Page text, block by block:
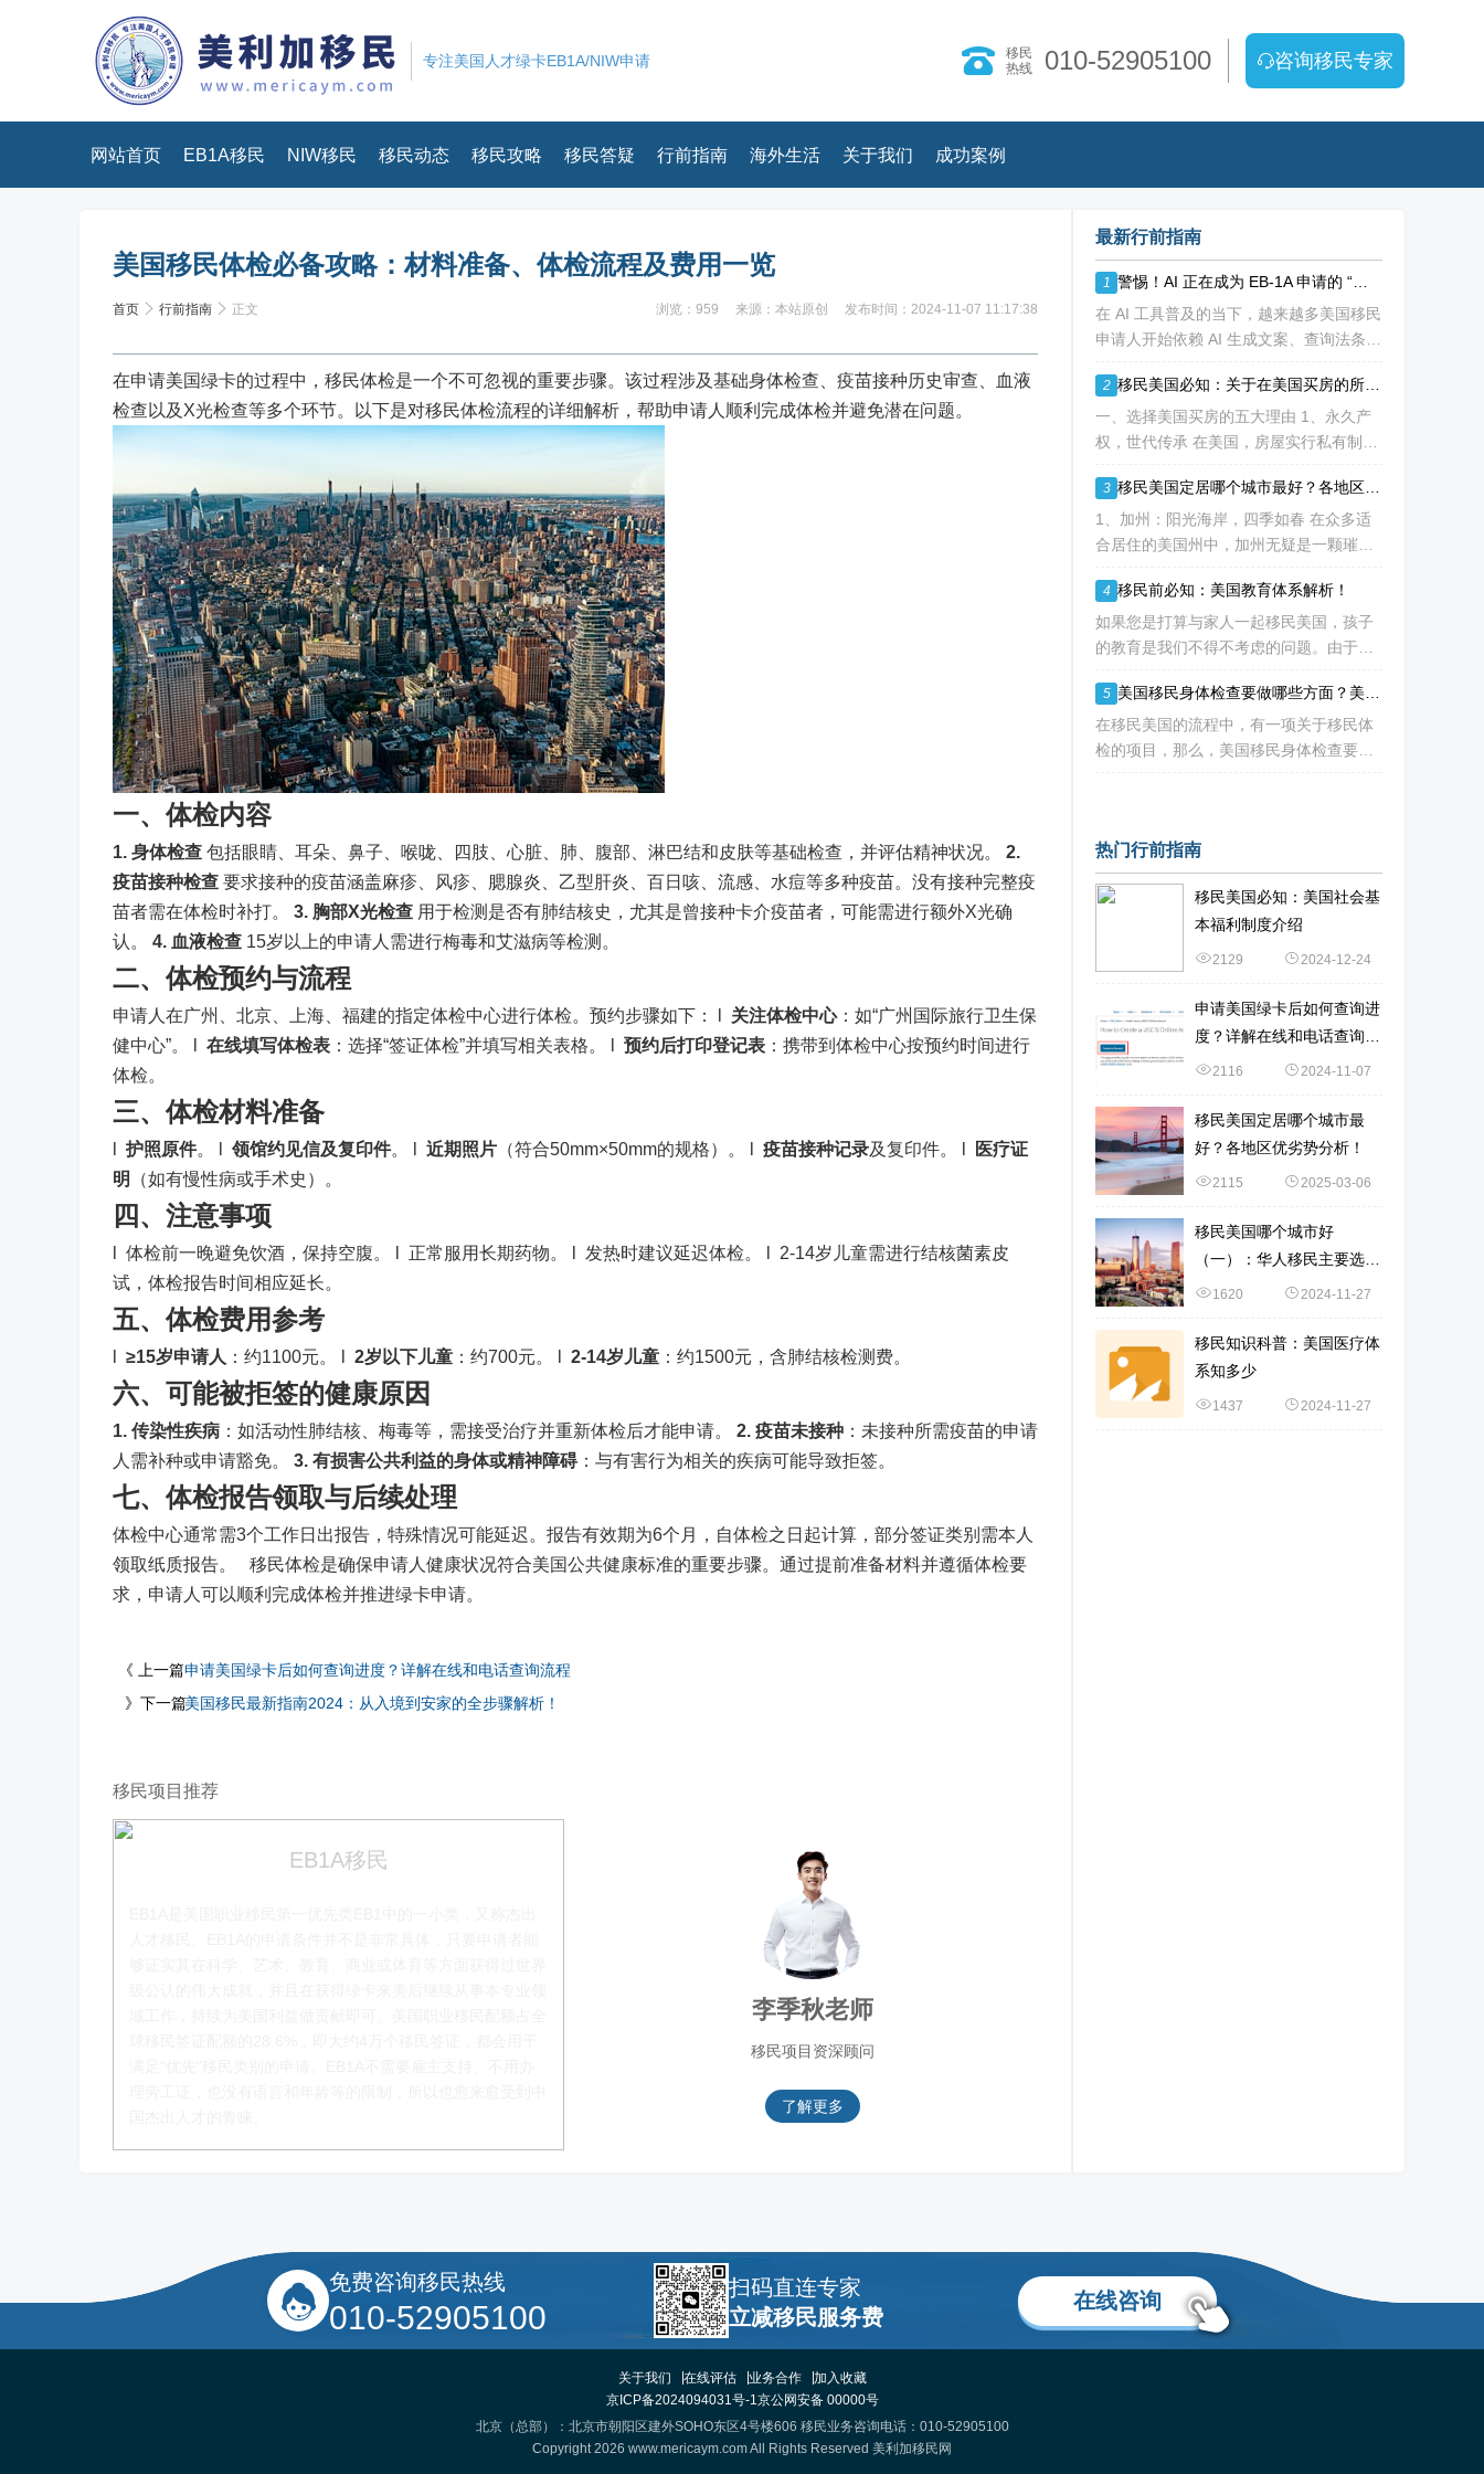
专注美国人才绿卡EB1A/NIW申请
移民
热线
010-52905100 咨询移民专家
网站首页 EB1A移民 NIW移民 移民动态 移民攻略 移民答疑 行前指南 海外生活 关于我们 成功案例
美国移民体检必备攻略：材料准备、体检流程及费用一览
首页 行前指南 正文 浏览：959 来源：本站原创 发布时间：2024-11-07 11:17:38
在申请美国绿卡的过程中，移民体检是一个不可忽视的重要步骤。该过程涉及基础身体检查、疫苗接种历史审查、血液
检查以及X光检查等多个环节。以下是对移民体检流程的详细解析，帮助申请人顺利完成体检并避免潜在问题。
一、体检内容
1. 身体检查 包括眼睛、耳朵、鼻子、喉咙、四肢、心脏、肺、腹部、淋巴结和皮肤等基础检查，并评估精神状况。 2.
疫苗接种检查 要求接种的疫苗涵盖麻疹、风疹、腮腺炎、乙型肝炎、百日咳、流感、水痘等多种疫苗。没有接种完整疫
苗者需在体检时补打。 3. 胸部X光检查 用于检测是否有肺结核史，尤其是曾接种卡介疫苗者，可能需进行额外X光确
认。 4. 血液检查 15岁以上的申请人需进行梅毒和艾滋病等检测。
二、体检预约与流程
申请人在广州、北京、上海、福建的指定体检中心进行体检。预约步骤如下： l 关注体检中心：如“广州国际旅行卫生保
健中心”。 l 在线填写体检表 ：选择“签证体检”并填写相关表格。 l 预约后打印登记表 ：携带到体检中心按预约时间进行
体检。
三、体检材料准备
护照原件。 l 领馆约见信及复印件。 l 近期照片 （符合50mm×50mm的规格）。 l 疫苗接种记录及复印件。 l
医疗证
明
（如有慢性病或手术史）。
四、注意事项
l 体检前一晚避免饮酒，保持空腹。 l 正常服用长期药物。 l 发热时建议延迟体检。 l 2-14岁儿童需进行结核菌素皮
试，体检报告时间相应延长。
五、体检费用参考
≥15岁申请人 ：约1100元。 l 2岁以下儿童 ：约700元。 l 2-14岁儿童 ：约1500元，含肺结核检测费。
六、可能被拒签的健康原因
1. 传染性疾病 ：如活动性肺结核、梅毒等，需接受治疗并重新体检后才能申请。 2. 疫苗未接种 ：未接种所需疫苗的申请
人需补种或申请豁免。 3. 有损害公共利益的身体或精神障碍：与有害行为相关的疾病可能导致拒签。
七、体检报告领取与后续处理
体检中心通常需3个工作日出报告，特殊情况可能延迟。报告有效期为6个月，自体检之日起计算，部分签证类别需本人
领取纸质报告。 移民体检是确保申请人健康状况符合美国公共健康标准的重要步骤。通过提前准备材料并遵循体检要
求，申请人可以顺利完成体检并推进绿卡申请。
《 上一篇申请美国绿卡后如何查询进度？详解在线和电话查询流程
》下一篇美国移民最新指南2024：从入境到安家的全步骤解析！
移民项目推荐
EB1A移民
李季秋老师
移民项目资深顾问
了解更多
最新行前指南
1
在 AI 工具普及的当下，越来越多美国移民
申请人开始依赖 AI 生成文案、查询法条、
器"，实则可能成为 EB-1A、NIW 申请路
上的致命障碍。 美利加
2
一、选择美国买房的五大理由 1、永久产
权，世代传承 在美国，房屋实行私有制且
过户手续，那房子、房子上方的天空以及
下方的土地，就永远属于你，真正实现资
产的长久
3
1、加州：阳光海岸，四季如春 在众多适
合居住的美国州中，加州无疑是一颗璀璨
调控的，一年四季都宜人无比。尤其是南
部和中部海岸地区，夏季气温通常能保持
在30度以下
4 移民前必知：美国教育体系解析！
如果您是打算与家人一起移民美国，孩子
的教育是我们不得不考虑的问题。由于各
助公立学校方面发挥着重要作用，因此学
校的运作方式和达到的标准存在很大差
异。作为外籍人士，
5
在移民美国的流程中，有一项关于移民体
检的项目，那么，美国移民身体检查要做
热门行前指南
移民美国必知：美国社会基
本福利制度介绍
2129 2024-12-24
申请美国绿卡后如何查询进
度？详解在线和电话查询流
程2116 2024-11-07
移民美国定居哪个城市最
好？各地区优劣势分析！
2115 2025-03-06
移民美国哪个城市好
（一）：华人移民主要选择
加州城市！
1620 2024-11-27
移民知识科普：美国医疗体
系知多少
1437 2024-11-27
免费咨询移民热线
010-52905100
扫码直连专家
立减移民服务费
在线咨询
关于我们 在线评估 业务合作
加入收藏
京ICP备2024094031号-1京公网安备 00000号
北京（总部）：北京市朝阳区建外SOHO东区4号楼606 移民业务咨询电话：010-52905100
Copyright 2026 www.mericaym.com All Rights Reserved 美利加移民网